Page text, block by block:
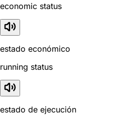
economic status
estado económico
running status
estado de ejecución